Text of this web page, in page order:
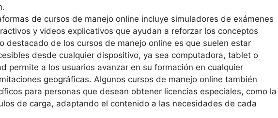
de cursos de manejo online incluye simuladores de exámenes
y videos explicativos que ayudan a reforzar los conceptos
destacado de los cursos de manejo online es que suelen estar
desde cualquier dispositivo, ya sea computadora, tablet o
permite a los usuarios avanzar en su formación en cualquier
geográficas. Algunos cursos de manejo online también
para personas que desean obtener licencias especiales, como la
de carga, adaptando el contenido a las necesidades de cada